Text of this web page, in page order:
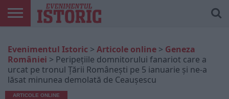
ONLINE
EDIȚII
TIPĂRITE
ISTORIC
PLAY
CONTUL
MEU
Evenimentul Istoric > Articole online > Geneza
României > Peripețiile domnitorului fanariot care a
urcat pe tronul Țării Românești pe 5 ianuarie și ne-a
lăsat minunea demolată de Ceaușescu
ARTICOLE ONLINE